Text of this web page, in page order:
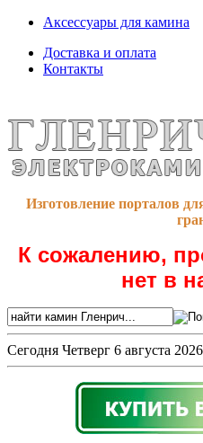
Аксессуары для камина
Доставка и оплата
Контакты
Изготовление порталов
К сожалению,
нет в
Сегодня Четверг 6 августа 2026